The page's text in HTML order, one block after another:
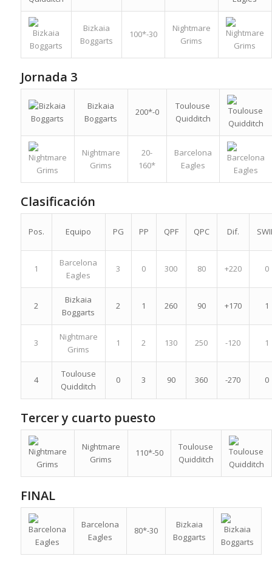
Bizkaia
Boggarts
100*-30
Nightmare
Grims
Jornada 3
Bizkaia
Boggarts
200*-0
Toulouse
Quidditch
Nightmare
Grims
20-
160*
Barcelona
Eagles
Clasificación
Pos. Equipo PG PP QPF QPC Dif.
1
Barcelona
Eagles
3 0 300 80 +220 0
2
Bizkaia
Boggarts
2 1 260 90 +170 1
3
Nightmare
Grims
1 2 130 250 -120 1
4
Toulouse
Quidditch
0 3 90 360 -270 0
Tercer y cuarto puesto
Nightmare
Grims
110*-50
Toulouse
Quidditch
FINAL
Barcelona
Eagles
80*-30
Bizkaia
Boggarts